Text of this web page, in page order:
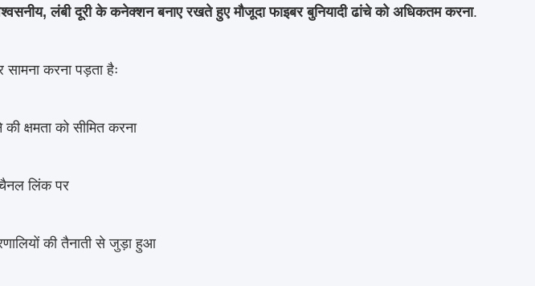
लंबी दूरी के कनेक्शन बनाए रखते हुए मौजूदा फाइबर बुनियादी ढांचे को अधिकतम करना.
करना पड़ता हैः
क्षमता को सीमित करना
लिंक पर
की तैनाती से जुड़ा हुआ